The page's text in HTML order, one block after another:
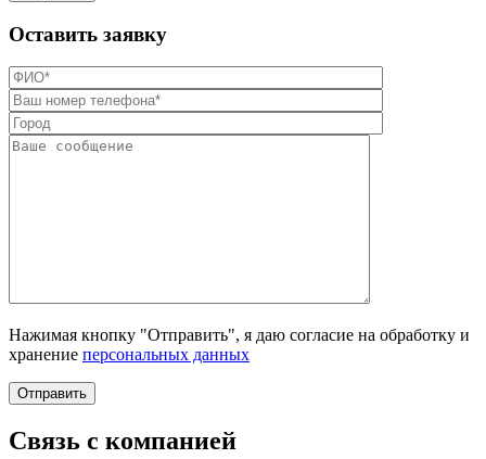
Оставить заявку
Нажимая кнопку "Отправить", я даю согласие на обработку и
хранение персональных данных
Отправить
Связь с компанией